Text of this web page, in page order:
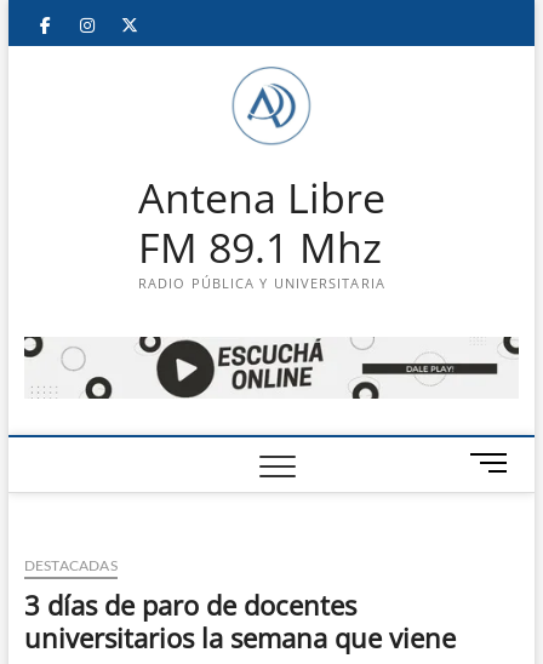
Saltar
FacebookInstagram
Antena Libre
FM 89.1 Mhz
RADIO PÚBLICA Y UNIVERSITARIA
B
o
DESTACADAS
3 días de paro de docentes
universitarios la semana que viene